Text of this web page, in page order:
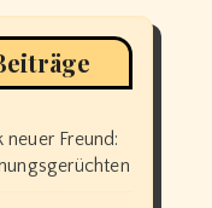
Freund: